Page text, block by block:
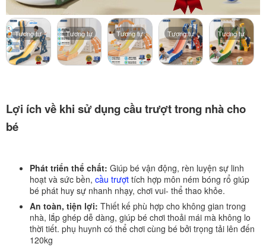
Tương tự Tương tự Tương tự Tương tự Tương tự
Lợi ích về khi sử dụng cầu trượt trong nhà cho
bé
Phát triển thể chất: Giúp bé vận động, rèn luyện sự linh
hoạt và sức bền, cầu trượt tích hợp môn ném bóng rổ giúp
bé phát huy sự nhanh nhạy, chơi vui- thể thao khỏe.
An toàn, tiện lợi: Thiết kế phù hợp cho không gian trong
nhà, lắp ghép dễ dàng, giúp bé chơi thoải mái mà không lo
thời tiết. phụ huynh có thể chơi cùng bé bởi trọng tải lên đến
120kg